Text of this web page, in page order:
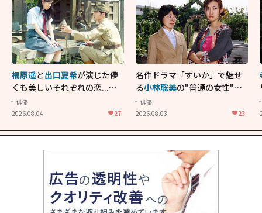
福原遥と出口夏希が演じた儚
くも美しいそれぞれの恋...生
きることの尊さを教えてくれ
た映画「あの花が咲く丘で、
俳優
2026.08.04
27
名作ドラマ「すいか」で魅せ
る小林聡美の"普通の女性"が
大人に刺さる...映画「かもめ
食堂」にも通じる静かな芝居
俳優
2026.08.03
23